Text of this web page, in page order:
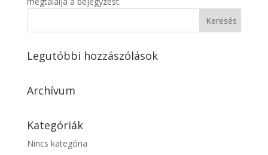
Legutóbbi hozzászólások
Archívum
Kategóriák
Nincs kategória